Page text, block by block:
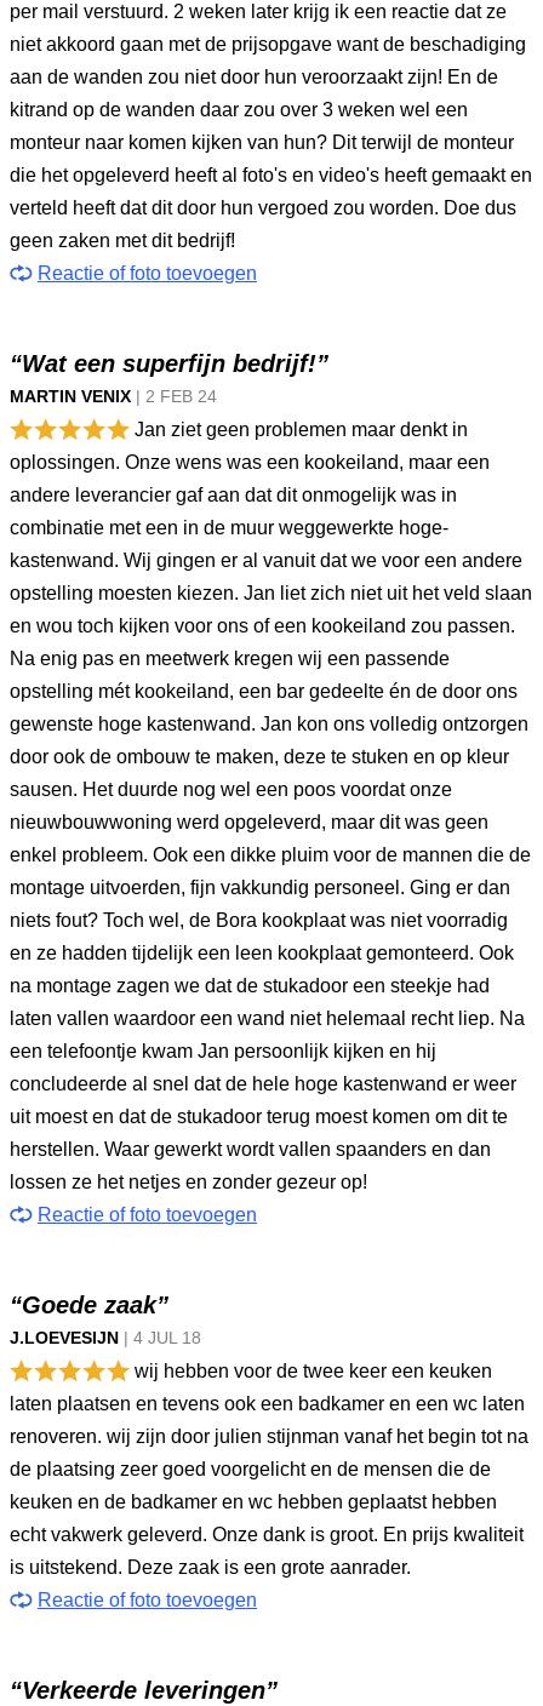
per mail verstuurd. 2 weken later krijg ik een reactie dat ze
niet akkoord gaan met de prijsopgave want de beschadiging
aan de wanden zou niet door hun veroorzaakt zijn! En de
kitrand op de wanden daar zou over 3 weken wel een
monteur naar komen kijken van hun? Dit terwijl de monteur
die het opgeleverd heeft al foto's en video's heeft gemaakt en
verteld heeft dat dit door hun vergoed zou worden. Doe dus
geen zaken met dit bedrijf!
Reactie of foto toevoegen
“Wat een superfijn bedrijf!”
MARTIN VENIX | 2 FEB 24
Jan ziet geen problemen maar denkt in
oplossingen. Onze wens was een kookeiland, maar een
andere leverancier gaf aan dat dit onmogelijk was in
combinatie met een in de muur weggewerkte hoge-
kastenwand. Wij gingen er al vanuit dat we voor een andere
opstelling moesten kiezen. Jan liet zich niet uit het veld slaan
en wou toch kijken voor ons of een kookeiland zou passen.
Na enig pas en meetwerk kregen wij een passende
opstelling mét kookeiland, een bar gedeelte én de door ons
gewenste hoge kastenwand. Jan kon ons volledig ontzorgen
door ook de ombouw te maken, deze te stuken en op kleur
sausen. Het duurde nog wel een poos voordat onze
nieuwbouwwoning werd opgeleverd, maar dit was geen
enkel probleem. Ook een dikke pluim voor de mannen die de
montage uitvoerden, fijn vakkundig personeel. Ging er dan
niets fout? Toch wel, de Bora kookplaat was niet voorradig
en ze hadden tijdelijk een leen kookplaat gemonteerd. Ook
na montage zagen we dat de stukadoor een steekje had
laten vallen waardoor een wand niet helemaal recht liep. Na
een telefoontje kwam Jan persoonlijk kijken en hij
concludeerde al snel dat de hele hoge kastenwand er weer
uit moest en dat de stukadoor terug moest komen om dit te
herstellen. Waar gewerkt wordt vallen spaanders en dan
lossen ze het netjes en zonder gezeur op!
Reactie of foto toevoegen
“Goede zaak”
J.LOEVESIJN | 4 JUL 18
wij hebben voor de twee keer een keuken
laten plaatsen en tevens ook een badkamer en een wc laten
renoveren. wij zijn door julien stijnman vanaf het begin tot na
de plaatsing zeer goed voorgelicht en de mensen die de
keuken en de badkamer en wc hebben geplaatst hebben
echt vakwerk geleverd. Onze dank is groot. En prijs kwaliteit
is uitstekend. Deze zaak is een grote aanrader.
Reactie of foto toevoegen
“Verkeerde leveringen”